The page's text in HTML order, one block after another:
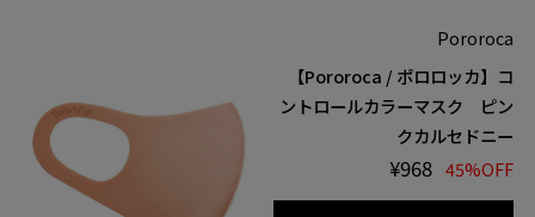
Pororoca
【Pororoca / ポロロッカ】コ
ントロールカラーマスク ピン
クカルセドニー
¥968 45%OFF